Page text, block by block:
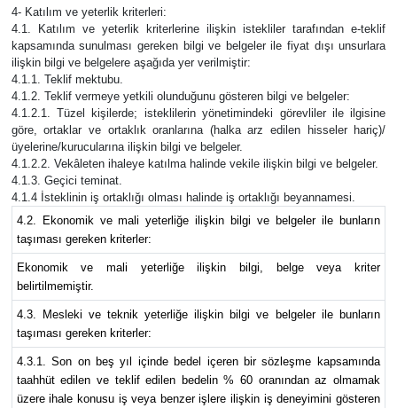
4- Katılım ve yeterlik kriterleri:
4.1. Katılım ve yeterlik kriterlerine ilişkin istekliler tarafından e-teklif
kapsamında sunulması gereken bilgi ve belgeler ile fiyat dışı unsurlara
ilişkin bilgi ve belgelere aşağıda yer verilmiştir:
4.1.1. Teklif mektubu.
4.1.2. Teklif vermeye yetkili olunduğunu gösteren bilgi ve belgeler:
4.1.2.1. Tüzel kişilerde; isteklilerin yönetimindeki görevliler ile ilgisine
göre, ortaklar ve ortaklık oranlarına (halka arz edilen hisseler hariç)/
üyelerine/kurucularına ilişkin bilgi ve belgeler.
4.1.2.2. Vekâleten ihaleye katılma halinde vekile ilişkin bilgi ve belgeler.
4.1.3. Geçici teminat.
4.1.4 İsteklinin iş ortaklığı olması halinde iş ortaklığı beyannamesi.
4.2. Ekonomik ve mali yeterliğe ilişkin bilgi ve belgeler ile bunların
taşıması gereken kriterler:
Ekonomik ve mali yeterliğe ilişkin bilgi, belge veya kriter
belirtilmemiştir.
4.3. Mesleki ve teknik yeterliğe ilişkin bilgi ve belgeler ile bunların
taşıması gereken kriterler:
4.3.1. Son on beş yıl içinde bedel içeren bir sözleşme kapsamında
taahhüt edilen ve teklif edilen bedelin % 60 oranından az olmamak
üzere ihale konusu iş veya benzer işlere ilişkin iş deneyimini gösteren